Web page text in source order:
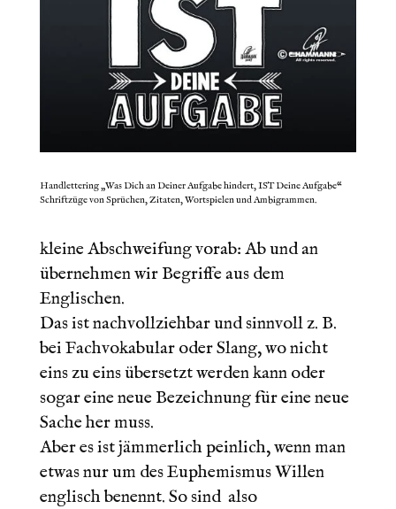
Handlettering „Was Dich an Deiner Aufgabe hindert, IST Deine Aufgabe“
Schriftzüge von Sprüchen, Zitaten, Wortspielen und Ambigrammen.
kleine Abschweifung vorab: Ab und an
übernehmen wir Begriffe aus dem
Englischen.
Das ist nachvollziehbar und sinnvoll z. B.
bei Fachvokabular oder Slang, wo nicht
eins zu eins übersetzt werden kann oder
sogar eine neue Bezeichnung für eine neue
Sache her muss.
Aber es ist jämmerlich peinlich, wenn man
etwas nur um des Euphemismus Willen
englisch benennt. So sind also